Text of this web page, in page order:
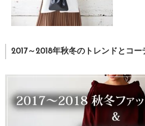
2017～2018年秋冬のトレンドとコ